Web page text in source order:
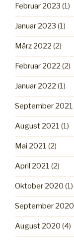
Februar 2023 (1)
Januar 2023 (1)
März 2022 (2)
Februar 2022 (2)
Januar 2022 (1)
September 2021
August 2021 (1)
Mai 2021 (2)
April 2021 (2)
Oktober 2020 (1)
September 2020
August 2020 (4)